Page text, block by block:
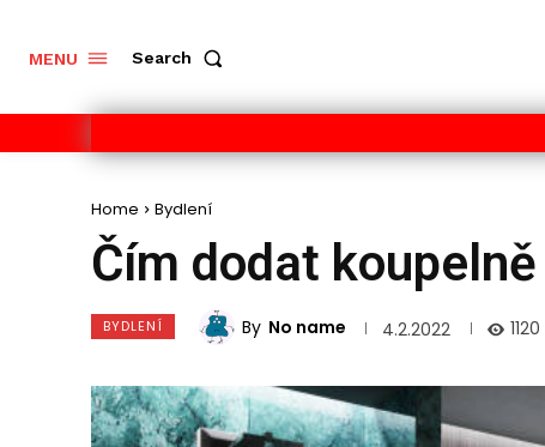
MENU Search
Home Bydlení
Čím dodat
BYDLENÍ By No name 4.2.2022 1120